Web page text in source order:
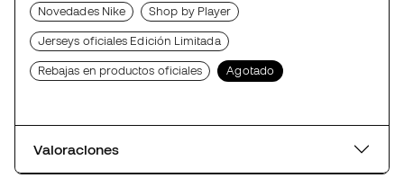
Novedades Nike Shop by Player
Jerseys oficiales Edición Limitada
Rebajas en productos oficiales Agotado
Valoraciones